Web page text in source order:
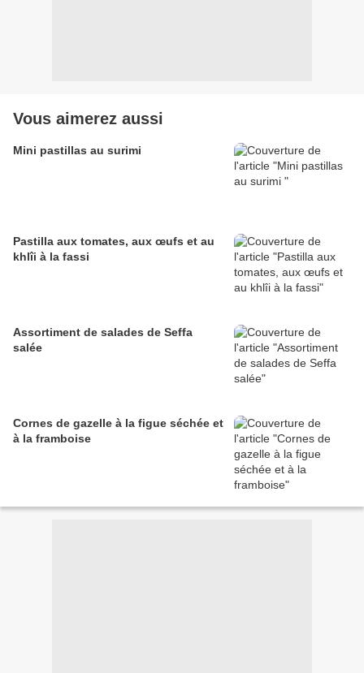
Vous aimerez aussi
Mini pastillas au surimi
Pastilla aux tomates, aux œufs et au
khlîi à la fassi
Assortiment de salades de Seffa
salée
Cornes de gazelle à la figue séchée et
à la framboise